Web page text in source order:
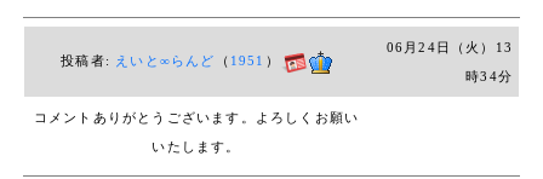
夏吊りスカート2枚
1. 夏スカート
投稿者: えいと∞らんど （ 1951 ）
06月24日（火）13
時34分
コメントありがとうございます。 よろしくお願い
いたします。